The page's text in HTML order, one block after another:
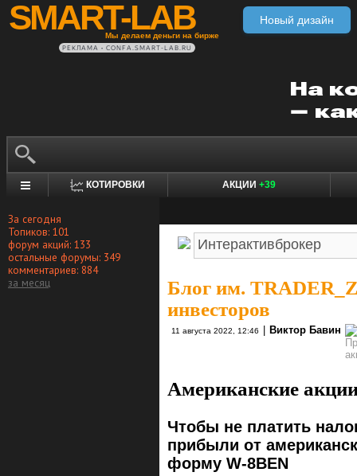
SMART-LAB
Мы делаем деньги на бирже
Новый дизайн
РЕКЛАМА • CONFA.SMART-LAB.RU
КОТИРОВКИ АКЦИИ +39
За сегодня
Топиков: 101
форум акций: 133
остальные форумы: 349
комментариев: 884
за месяц
Блог им.
инвесторов
11 августа 2022, 12:46 Виктор Бавин
Американские
Чтобы не платить
прибыли от
форму W-8BEN